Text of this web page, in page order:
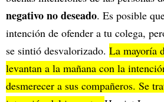
negativo no deseado. Es posible
intención de ofender a tu colega,
se sintió desvalorizado. La mayoría
levantan a la mañana con la
desmerecer a sus compañeros. Se